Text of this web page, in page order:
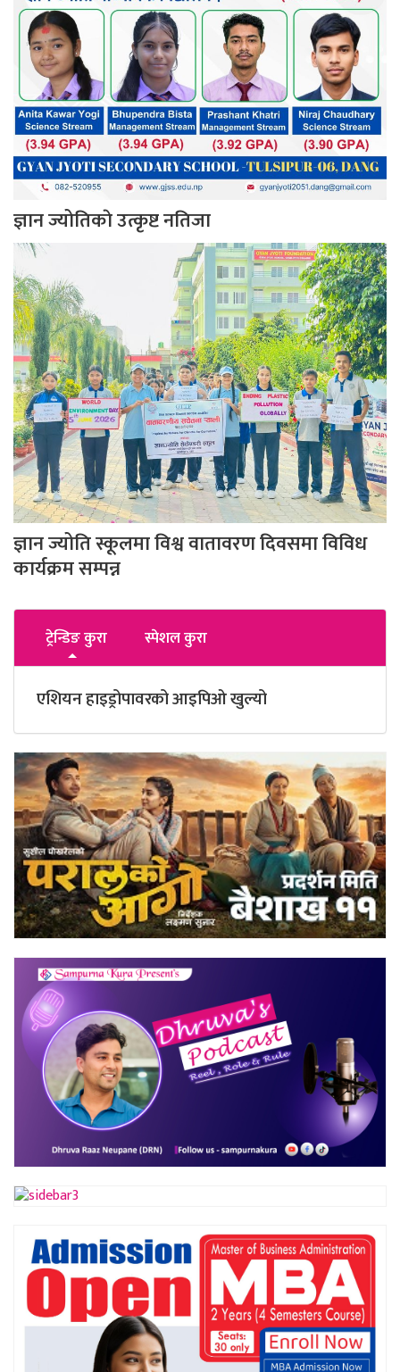
ज्ञान ज्योतिकाे उत्कृष्ट नतिजा
ज्ञान ज्योति स्कूलमा विश्व वातावरण दिवसमा विविध
कार्यक्रम सम्पन्न
ट्रेन्डिङ कुरा स्पेशल कुरा
एशियन हाइड्रोपावरको आइपिओ खुल्यो